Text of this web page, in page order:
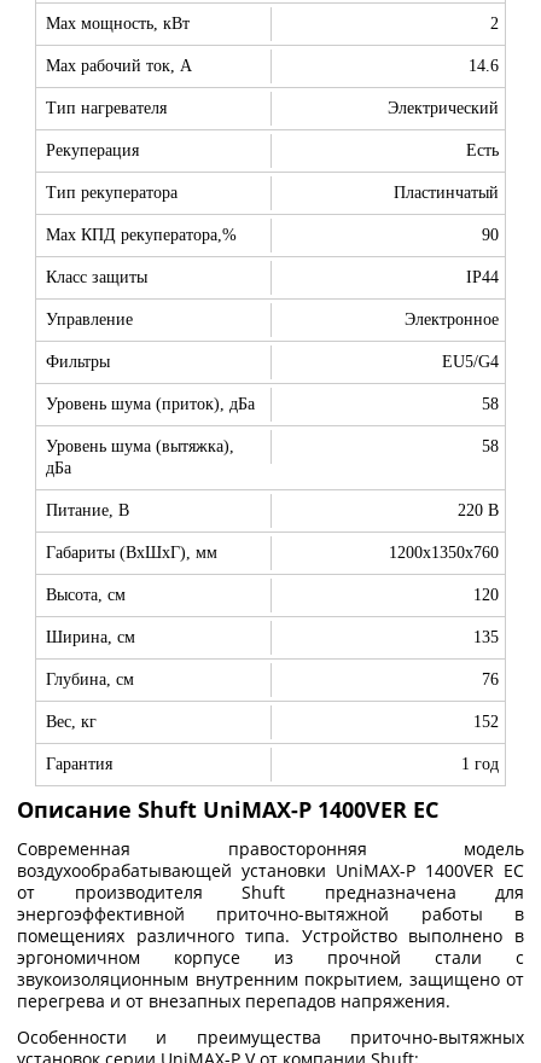
Max мощность, кВт 2
Max рабочий ток, А 14.6
Тип нагревателя Электрический
Рекуперация Есть
Тип рекуператора Пластинчатый
Max КПД рекуператора,% 90
Класс защиты IP44
Управление Электронное
Фильтры EU5/G4
Уровень шума (приток), дБа 58
Уровень шума (вытяжка),
дБа
58
Питание, В 220 В
Габариты (ВхШхГ), мм 1200x1350x760
Высота, см 120
Ширина, см 135
Глубина, см 76
Вес, кг 152
Гарантия 1 год
Описание Shuft UniMAX-P 1400VER EC
Современная правосторонняя модель
воздухообрабатывающей установки UniMAX-P 1400VER EC
от производителя Shuft предназначена для
энергоэффективной приточно-вытяжной работы в
помещениях различного типа. Устройство выполнено в
эргономичном корпусе из прочной стали с
звукоизоляционным внутренним покрытием, защищено от
перегрева и от внезапных перепадов напряжения.
Особенности и преимущества приточно-вытяжных